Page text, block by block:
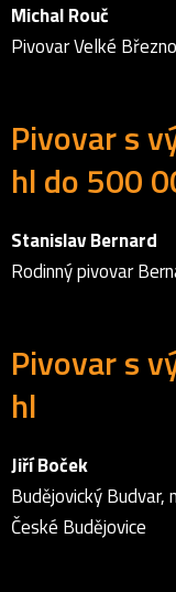
Michal Rouč
Pivovar Velké Březno
Pivovar s
hl do 500
Stanislav Bernard
Rodinný pivovar
Pivovar s
hl
Jiří Boček
Budějovický Budvar,
České Budějovice